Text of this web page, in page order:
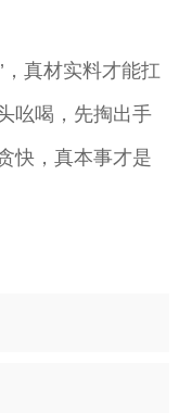
，真材实料才能扛
吆喝，先掏出手
快，真本事才是